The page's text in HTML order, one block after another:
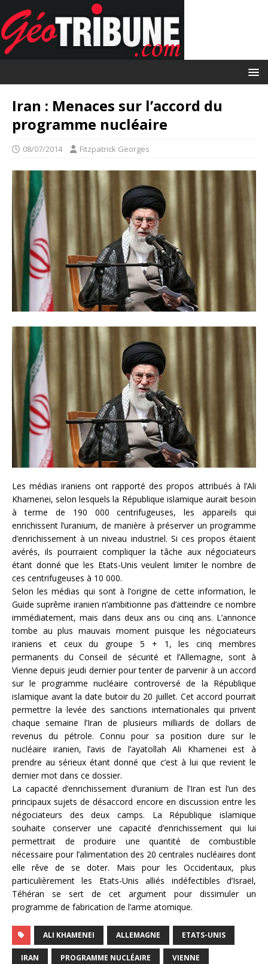
Iran : Menaces sur l’accord du
programme nucléaire
08/07/2014 Fitzpatrick Georges
Les médias iraniens ont rapporté des propos attribués à l’Ali
Khamenei, selon lesquels la République islamique aurait besoin
à terme de 190 000 centrifugeuses, les appareils qui
enrichissent l’uranium, de manière à préserver un programme
d’enrichissement à un niveau industriel. Si ces propos étaient
avérés, ils pourraient compliquer la tâche aux négociateurs
étant donné que les Etats-Unis veulent limiter le nombre de
ces centrifugeuses à 10 000.
Selon les médias qui sont à l’origine de cette information, le
Guide suprême iranien n’ambitionne pas d’atteindre ce nombre
immédiatement, mais dans deux ans ou cinq ans. L’annonce
tombe au plus mauvais moment puisque les négociateurs
iraniens et ceux du groupe 5 + 1, les cinq membres
permanents du Conseil de sécurité et l’Allemagne, sont à
Vienne depuis jeudi dernier pour tenter de parvenir à un accord
sur le programme nucléaire controversé de la République
islamique avant la date butoir du 20 juillet. Cet accord pourrait
permettre la levée des sanctions internationales qui privent
chaque semaine l’Iran de plusieurs milliards de dollars de
revenus du pétrole. Connu pour sa position dure sur le
nucléaire iranien, l’avis de l’ayatollah Ali Khamenei est à
prendre au sérieux étant donné que c’est à lui que revient le
dernier mot dans ce dossier.
La capacité d’enrichissement d’uranium de l’Iran est l’un des
principaux sujets de désaccord encore en discussion entre les
négociateurs des deux camps. La République islamique
souhaite conserver une capacité d’enrichissement qui lui
permettrait de produire une quantité de combustible
nécessaire pour l’alimentation des 20 centrales nucléaires dont
elle rêve de se doter. Mais pour les Occidentaux, plus
particulièrement les Etats-Unis alliés indéfectibles d’Israël,
Téhéran se sert de cet argument pour dissimuler un
programme de fabrication de l’arme atomique.
ALI KHAMENEI ALLEMAGNE ETATS-UNIS
IRAN PROGRAMME NUCLÉAIRE VIENNE